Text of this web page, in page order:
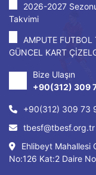
2026-2027
Takvimi
AMPUTE FUTBOL
GÜNCEL KART
Bize Ulaşın
+90(312) 309
+90(312) 309 73
tbesf@tbesf.org.tr
Ehlibeyt Mahallesi
No:126 Kat:2 Daire